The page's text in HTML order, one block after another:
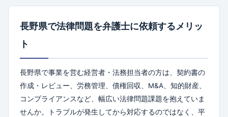
長野県で法律問題を弁護士に依頼するメリッ
ト
長野県で事業を営む経営者・法務担当者の方は、契約書の
作成・レビュー、労務管理、債権回収、M&A、知的財産、
コンプライアンスなど、幅広い法律問題課題を抱えていま
せんか。トラブルが発生してから対応するのではなく、平